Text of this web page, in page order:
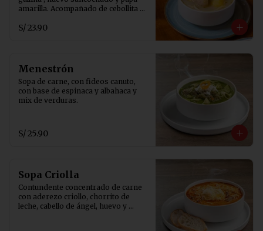
amarilla. Acompañado de cebollita
serrana.
S/ 23.90
Menestrón
Sopa de carne, con fideos canuto,
con base de espinaca y albahaca y
mix de verduras.
S/ 25.90
Sopa Criolla
Contundente concentrado de carne
con aderezo criollo, chorrito de
leche, cabello de ángel, huevo y